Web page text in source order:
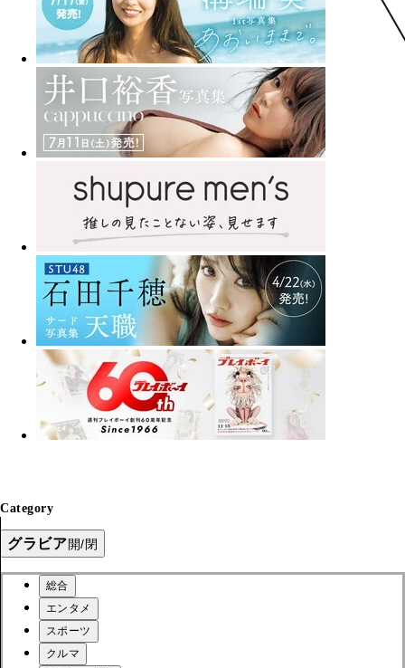
Category
グラビア開/閉
総合
エンタメ
スポーツ
クルマ